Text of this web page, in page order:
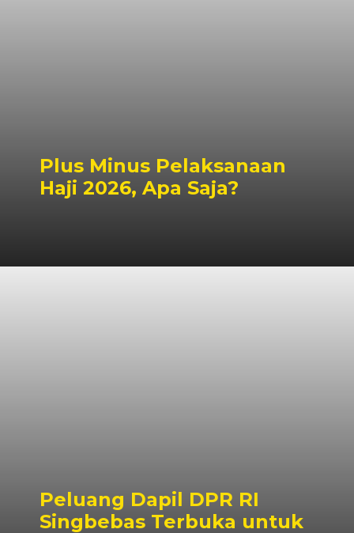
Plus Minus Pelaksanaan
Haji 2026, Apa Saja?
Peluang Dapil DPR RI
Singbebas Terbuka untuk